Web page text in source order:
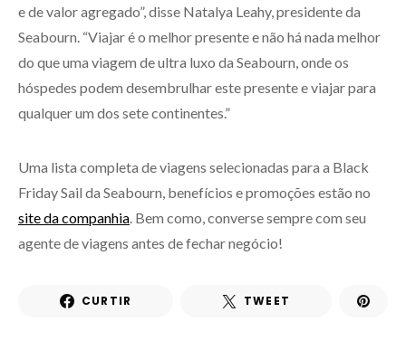
e de valor agregado”, disse Natalya Leahy, presidente da
Seabourn. “Viajar é o melhor presente e não há nada melhor
do que uma viagem de ultra luxo da Seabourn, onde os
hóspedes podem desembrulhar este presente e viajar para
qualquer um dos sete continentes.”
Uma lista completa de viagens selecionadas para a Black
Friday Sail da Seabourn, benefícios e promoções estão no
site da companhia . Bem como, converse sempre com seu
agente de viagens antes de fechar negócio!
CURTIR TWEET